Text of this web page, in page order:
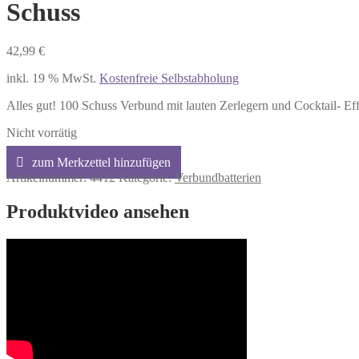
Schuss
42,99 €
inkl. 19 % MwSt. Kostenfreie Selbstabholung
Alles gut! 100 Schuss Verbund mit lauten Zerlegern und Cocktail-
Nicht vorrätig
Artikelnummer:4412 Kategorie:Verbundbatterien
Produktvideo ansehen